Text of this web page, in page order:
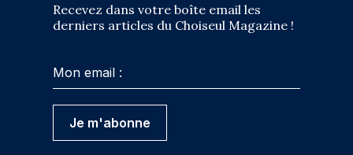
Recevez dans votre boîte email les
derniers articles du Choiseul Magazine !